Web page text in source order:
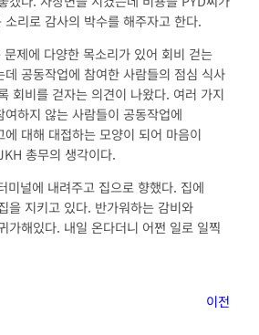
리로 감사의 박수를 해주자고 한다.
제에 다양한 목소리가 있어 회비 걷는
공동작업에 참여한 사람들의 점심 식사
회비를 걷자는 의견이 나왔다. 여러 가지
하지 않는 사람들이 공동작업에
대해 대접하는 모양이 되어 마음이
총무의 생각이다.
미널에 내려주고 집으로 향했다. 집에
을 지키고 있다. 반가워하는 감비와
가해있다. 내일 온다더니 어쩐 일로 일찍
이전